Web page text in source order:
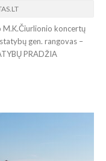
M.K.Čiurlionio koncertų
gen. rangovas –
PRADŽIA